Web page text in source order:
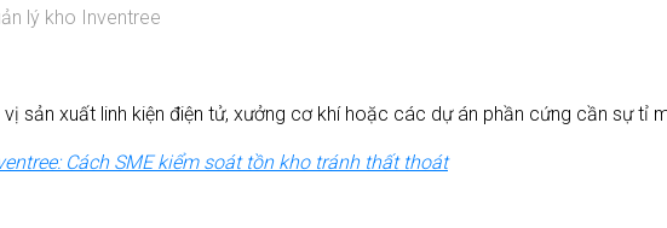
lý kho Inventree
sản xuất linh kiện điện tử, xưởng cơ khí hoặc các dự án phần cứng cần sự tỉ
Cách SME kiểm soát tồn kho tránh thất thoát